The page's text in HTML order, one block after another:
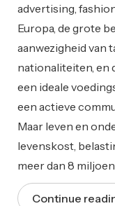
advertising,
Europa, de grote
aanwezigheid van
nationaliteiten, en
een ideale
een actieve
Maar leven en
levenskost,
meer dan 8
Continue